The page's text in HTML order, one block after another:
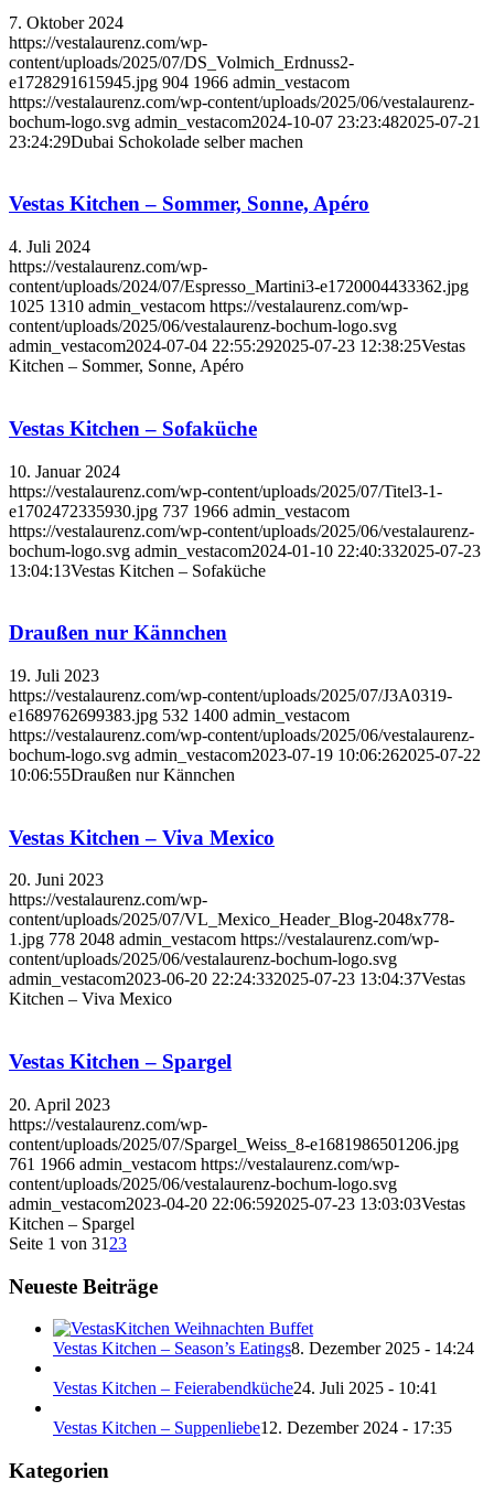
7. Oktober 2024
https://vestalaurenz.com/wp-
content/uploads/2025/07/DS_Volmich_Erdnuss2-
e1728291615945.jpg 904 1966 admin_vestacom
https://vestalaurenz.com/wp-content/uploads/2025/06/vestalaurenz-
bochum-logo.svg admin_vestacom2024-10-07 23:23:482025-07-21
23:24:29Dubai Schokolade selber machen
Vestas Kitchen – Sommer, Sonne, Apéro
4. Juli 2024
https://vestalaurenz.com/wp-
content/uploads/2024/07/Espresso_Martini3-e1720004433362.jpg
1025 1310 admin_vestacom https://vestalaurenz.com/wp-
content/uploads/2025/06/vestalaurenz-bochum-logo.svg
admin_vestacom2024-07-04 22:55:292025-07-23 12:38:25Vestas
Kitchen – Sommer, Sonne, Apéro
Vestas Kitchen – Sofaküche
10. Januar 2024
https://vestalaurenz.com/wp-content/uploads/2025/07/Titel3-1-
e1702472335930.jpg 737 1966 admin_vestacom
https://vestalaurenz.com/wp-content/uploads/2025/06/vestalaurenz-
bochum-logo.svg admin_vestacom2024-01-10 22:40:332025-07-23
13:04:13Vestas Kitchen – Sofaküche
Draußen nur Kännchen
19. Juli 2023
https://vestalaurenz.com/wp-content/uploads/2025/07/J3A0319-
e1689762699383.jpg 532 1400 admin_vestacom
https://vestalaurenz.com/wp-content/uploads/2025/06/vestalaurenz-
bochum-logo.svg admin_vestacom2023-07-19 10:06:262025-07-22
10:06:55Draußen nur Kännchen
Vestas Kitchen – Viva Mexico
20. Juni 2023
https://vestalaurenz.com/wp-
content/uploads/2025/07/VL_Mexico_Header_Blog-2048x778-
1.jpg 778 2048 admin_vestacom https://vestalaurenz.com/wp-
content/uploads/2025/06/vestalaurenz-bochum-logo.svg
admin_vestacom2023-06-20 22:24:332025-07-23 13:04:37Vestas
Kitchen – Viva Mexico
Vestas Kitchen – Spargel
20. April 2023
https://vestalaurenz.com/wp-
content/uploads/2025/07/Spargel_Weiss_8-e1681986501206.jpg
761 1966 admin_vestacom https://vestalaurenz.com/wp-
content/uploads/2025/06/vestalaurenz-bochum-logo.svg
admin_vestacom2023-04-20 22:06:592025-07-23 13:03:03Vestas
Kitchen – Spargel
Seite 1 von 31 23
Neueste Beiträge
Vestas Kitchen – Season’s Eatings8. Dezember 2025 - 14:24
Vestas Kitchen – Feierabendküche24. Juli 2025 - 10:41
Vestas Kitchen – Suppenliebe12. Dezember 2024 - 17:35
Kategorien